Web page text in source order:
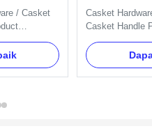
/ Casket
7# Material
and Red,
order
100 Set
Casket
Casket Handle
H9011
handles,
can pack as
Model H9011